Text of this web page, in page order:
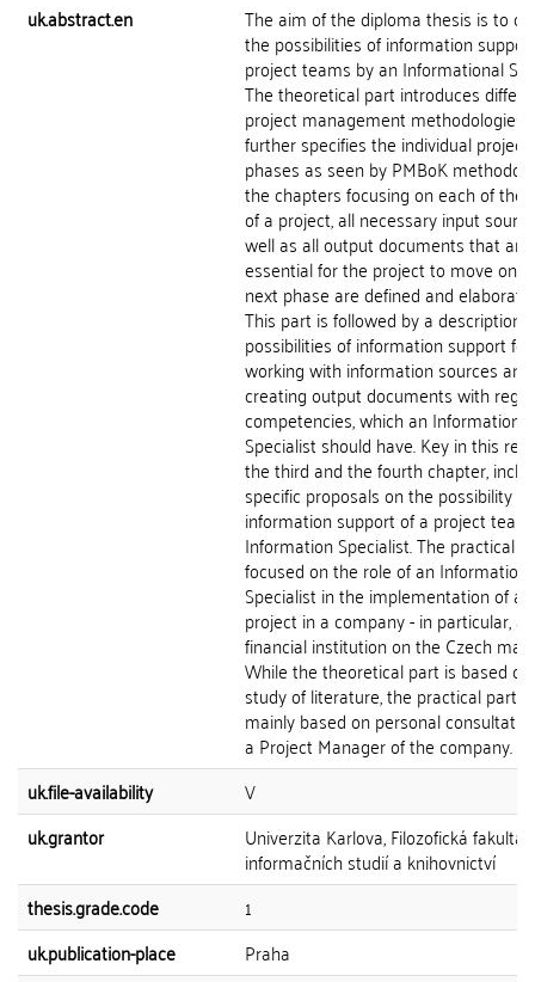
uk.abstract.en
The aim of the diploma thesis is to
the possibilities of information
project teams by an Informational
The theoretical part introduces
project management methodologies
further specifies the individual project
phases as seen by PMBoK
the chapters focusing on each of the
of a project, all necessary input
well as all output documents that are
essential for the project to move on
next phase are defined and
This part is followed by a description
possibilities of information support for
working with information sources and
creating output documents with
competencies, which an Information
Specialist should have. Key in this
the third and the fourth chapter,
specific proposals on the possibility of
information support of a project
Information Specialist. The practical
focused on the role of an Information
Specialist in the implementation of a
project in a company - in particular, a
financial institution on the Czech
While the theoretical part is based
study of literature, the practical part is
mainly based on personal
a Project Manager of the company.
uk.file-availability
V
uk.grantor
Univerzita Karlova, Filozofická fakulta,
informačních studií a knihovnictví
thesis.grade.code
1
uk.publication-place
Praha